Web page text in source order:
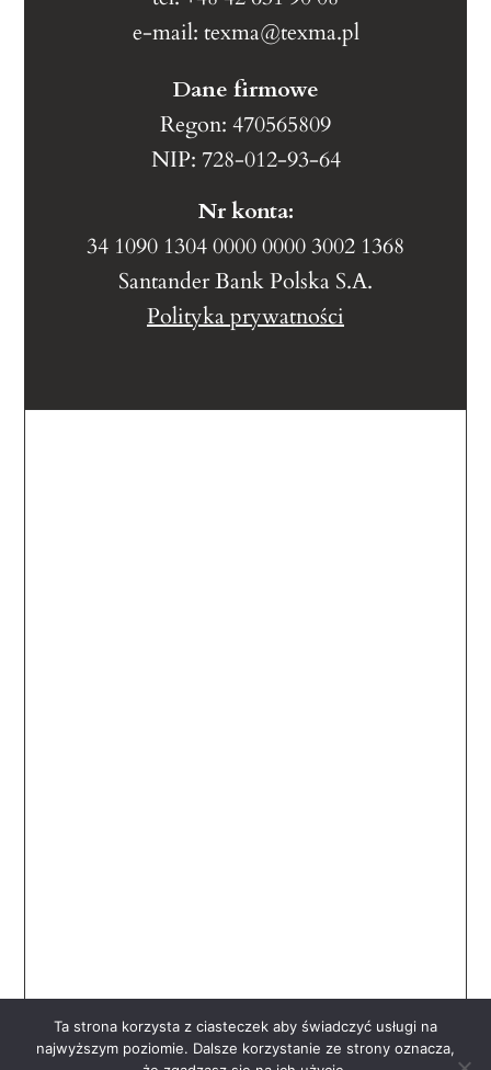
e-mail: texma@texma.pl
Dane firmowe
Regon: 470565809
NIP: 728-012-93-64
Nr konta:
34 1090 1304 0000 0000 3002 1368
Santander Bank Polska S.A.
Polityka prywatności
Ta strona korzysta z ciasteczek aby świadczyć usługi na
najwyższym poziomie. Dalsze korzystanie ze strony oznacza,